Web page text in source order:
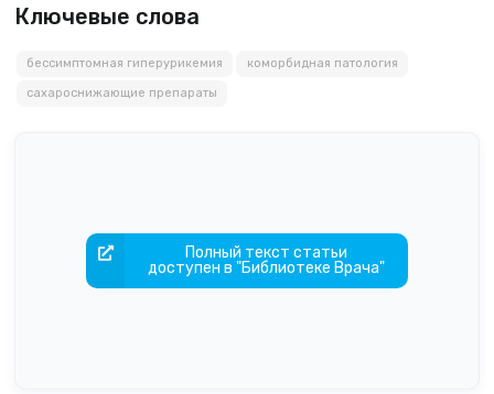
Ключевые слова
бессимптомная гиперурикемия коморбидная патология
сахароснижающие препараты
Полный текст статьи
доступен в "Библиотеке Врача"